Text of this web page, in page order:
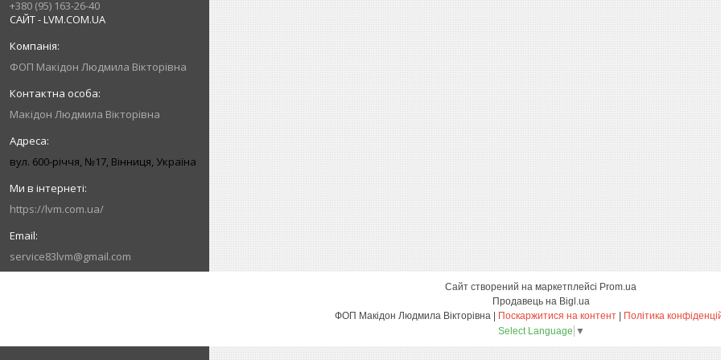
+380 (95) 163-26-40
САЙТ - LVM.COM.UA
ФОП Макідон Людмила Вікторівна
Макідон Людмила Вікторівна
вул. 600-річчя, №17, Вінниця, Україна
https://lvm.com.ua/
service83lvm@gmail.com
Сайт створений на маркетплейсі Prom.ua
Продавець на Bigl.ua
Поскаржитися на контент
Політика
Select Language ▼